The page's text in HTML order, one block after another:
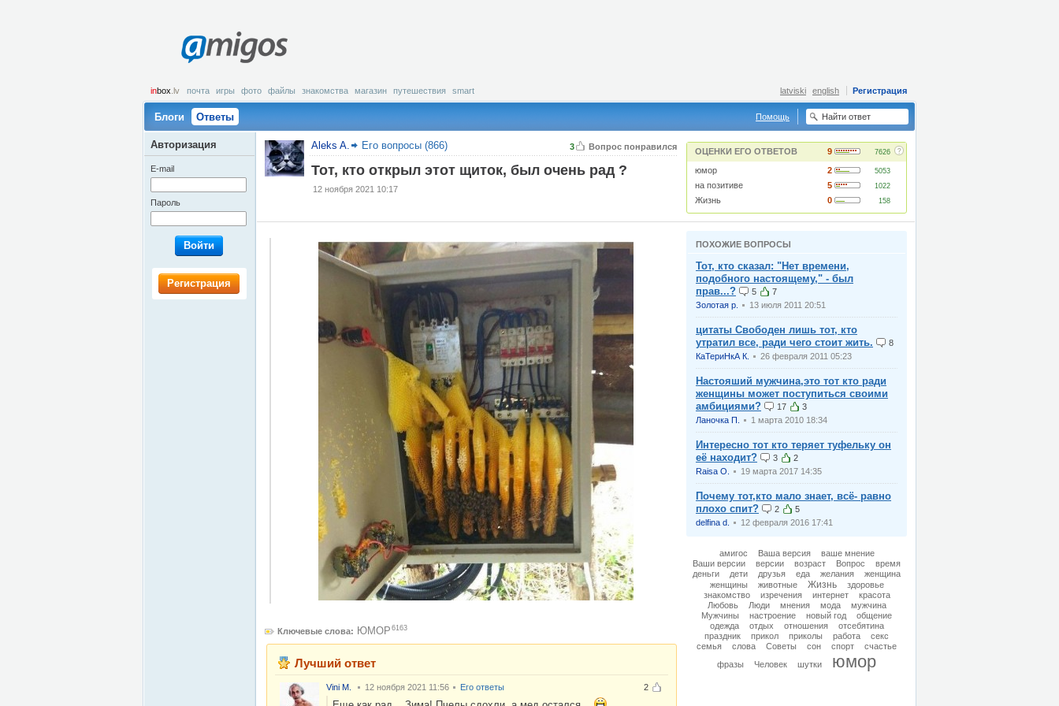
amigos
inbox .lv почта игры фото файлы знакомства магазин путешествия smart Регистрация
latviski english
Блоги Ответы Помощь
3 Вопрос понравился
Aleks A. Его вопросы (866)
Тот, кто открыл этот щиток, был очень рад ?
12 ноября 2021 10:17
ОЦЕНКИ ЕГО ОТВЕТОВ 9 7626 ?
юмор 2 5053
на позитиве 5 1022
Жизнь 0 158
Ключевые слова: ЮМОР 6163
Лучший ответ
2
Vini M. 12 ноября 2021 11:56 Его ответы
ПОХОЖИЕ ВОПРОСЫ
Тот, кто сказал: "Hет вpемени,
подобного настоящемy," - был
пpав...?
5
7
Золотая р.
13 июля 2011 20:51
цитаты Свободен лишь тот, кто
утратил все, ради чего стоит жить.
8
КаТериНкА К.
26 февраля 2011 05:23
Настояший мужчина,это тот кто ради
женщины может поступиться своими
амбициями?
17
3
Ланочка П.
1 марта 2010 18:34
Интересно тот кто теряет туфельку он
её находит?
3
2
Raisa O.
19 марта 2017 14:35
Почему тот,кто мало знает, всё- равно
плохо спит?
2
5
delfina d.
12 февраля 2016 17:41
амигос Ваша версия
ваше мнение
Ваши версии
версии возраст Вопрос
время
деньги
дети друзья еда желания
женщина
женщины
животные Жизнь
здоровье
знакомство
изречения интернет
красота
Любовь
Люди мнения мода
мужчина
Мужчины
настроение новый год
общение
одежда
отдых отношения
отсебятина
праздник
прикол приколы работа
секс
семья
слова Советы сон спорт
счастье
фразы
Человек шутки юмор
Авторизация
E-mail
Пароль
Войти
Регистрация